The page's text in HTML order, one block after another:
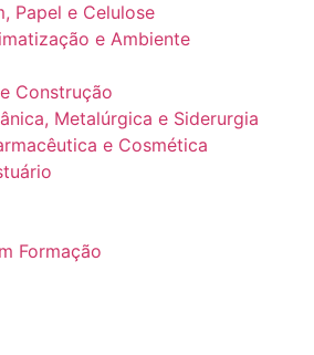
Papel e Celulose
e Ambiente
Construção
Metalúrgica e Siderurgia
e Cosmética
Formação